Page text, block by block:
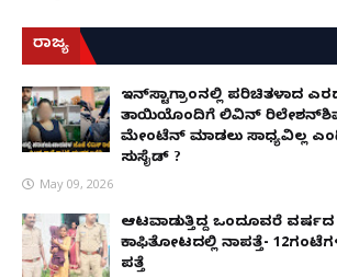
ರಾಜ್ಯ
ಇನ್​ಸ್ಟಾಗ್ರಾಂನಲ್ಲಿ ಪರಿಚಿತಳಾದ
ತಾಯಿಯೊಂದಿಗೆ ಲಿವಿನ್
ಮೇಂಟೆನ್ ಮಾಡಲು ಸಾಧ್ಯವಿಲ್ಲ
ಸುಸೈಡ್ ?
May 09, 2026
ಆಟವಾಡುತ್ತಿದ್ದ ಒಂದೂವರೆ
ಕಾಫಿತೋಟದಲ್ಲಿ ನಾಪತ್ತೆ-
ಪತ್ತೆ